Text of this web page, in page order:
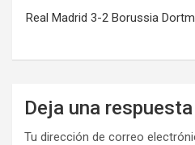
Real Madrid 3-2 Borussia
Deja una respuesta
Tu dirección de correo